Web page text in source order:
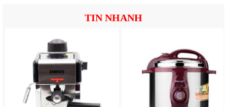
TIN NHANH